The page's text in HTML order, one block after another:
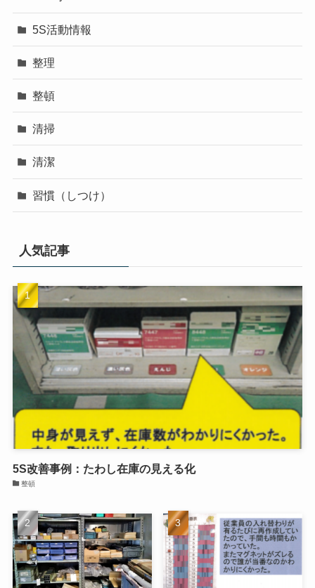
5S活動情報
整理
整頓
清掃
清潔
習慣（しつけ）
人気記事
5S改善事例：たわし在庫の見える化
整頓